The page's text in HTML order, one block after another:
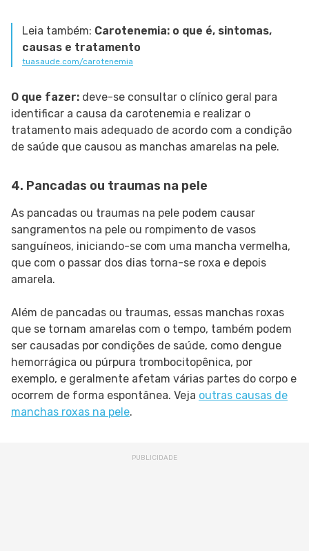
Leia também: Carotenemia: o que é, sintomas,
causas e tratamento
tuasaude.com/carotenemia
O que fazer: deve-se consultar o clínico geral para
identificar a causa da carotenemia e realizar o
tratamento mais adequado de acordo com a condição
de saúde que causou as manchas amarelas na pele.
4. Pancadas ou traumas na pele
As pancadas ou traumas na pele podem causar
sangramentos na pele ou rompimento de vasos
sanguíneos, iniciando-se com uma mancha vermelha,
que com o passar dos dias torna-se roxa e depois
amarela.
Além de pancadas ou traumas, essas manchas roxas
que se tornam amarelas com o tempo, também podem
ser causadas por condições de saúde, como dengue
hemorrágica ou púrpura trombocitopênica, por
exemplo, e geralmente afetam várias partes do corpo e
ocorrem de forma espontânea. Veja outras causas de
manchas roxas na pele.